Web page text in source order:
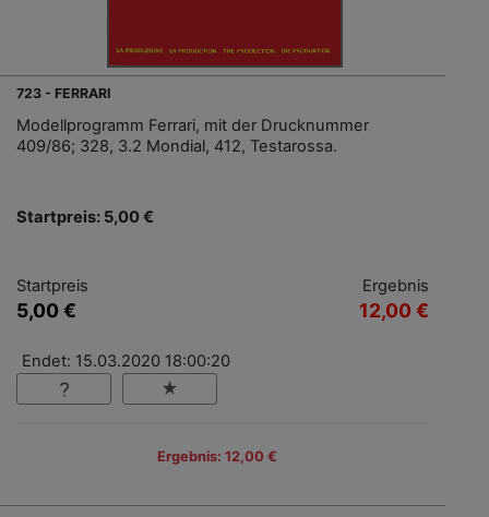
723 - FERRARI
Modellprogramm Ferrari, mit der Drucknummer
409/86; 328, 3.2 Mondial, 412, Testarossa.
Startpreis: 5,00 €
Startpreis
5,00 €
Ergebnis
12,00 €
Endet: 15.03.2020 18:00:20
Ergebnis: 12,00 €